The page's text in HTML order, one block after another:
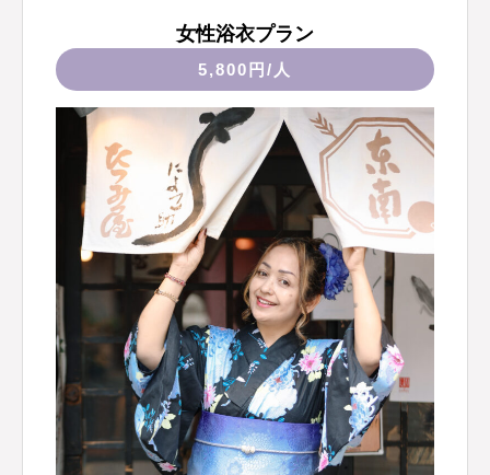
女性浴衣プラン
5,800円/人